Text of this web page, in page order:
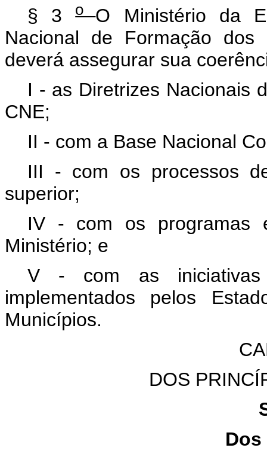
§ 3o O Ministério da
Nacional de Formação dos
deverá assegurar sua
I - as Diretrizes Nacionais
CNE;
II - com a Base Nacional
III - com os processos
superior;
IV - com os programas
Ministério; e
V - com as
implementados pelos
Municípios.
DOS